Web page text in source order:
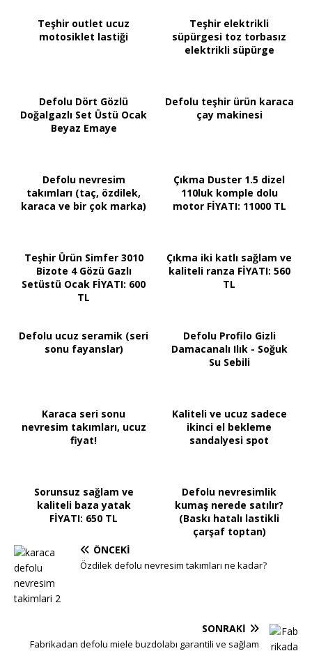
Teşhir outlet ucuz
motosiklet lastiği
Teşhir elektrikli
süpürgesi toz torbasız
elektrikli süpürge
Defolu Dört Gözlü
Doğalgazlı Set Üstü Ocak
Beyaz Emaye
Defolu teşhir ürün karaca
çay makinesi
Defolu nevresim
takımları (taç, özdilek,
karaca ve bir çok marka)
Çıkma Duster 1.5 dizel
110luk komple dolu
motor FİYATI: 11000 TL
Teşhir Ürün Simfer 3010
Bizote 4 Gözü Gazlı
Setüstü Ocak FİYATI: 600
TL
Çıkma iki katlı sağlam ve
kaliteli ranza FİYATI: 560
TL
Defolu ucuz seramik (seri
sonu fayanslar)
Defolu Profilo Gizli
Damacanalı Ilık - Soğuk
Su Sebili
Karaca seri sonu
nevresim takımları, ucuz
fiyat!
Kaliteli ve ucuz sadece
ikinci el bekleme
sandalyesi spot
Sorunsuz sağlam ve
kaliteli baza yatak
FİYATI: 650 TL
Defolu nevresimlik
kumaş nerede satılır?
(Baskı hatalı lastikli
çarşaf toptan)
ÖNCEKI
Özdilek defolu nevresim takımları ne kadar?
SONRAKI
Fabrikadan defolu miele buzdolabı garantili ve sağlam